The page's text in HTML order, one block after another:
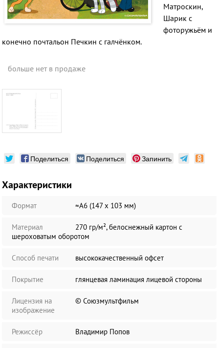
Матроскин,
Шарик с
фоторужьём и
конечно почтальон Печкин с галчёнком.
больше нет в продаже
Поделиться Поделиться Запинить
Характеристики
Формат ≈А6 (147 х 103 мм)
Материал
270 гр/м², белоснежный картон с
шероховатым оборотом
Способ печати высококачественный офсет
Покрытие глянцевая ламинация лицевой стороны
Лицензия на
изображение
© Союзмультфильм
Режиссёр Владимир Попов